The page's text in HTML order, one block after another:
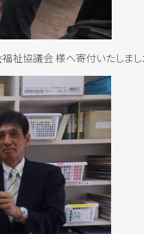
祉協議会 様へ寄付いたしまし